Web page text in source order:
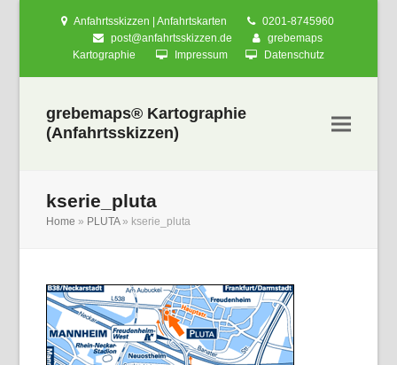
Anfahrtsskizzen | Anfahrtskarten
0201-8745960
post@anfahrtsskizzen.de
grebemaps
Kartographie
Impressum Datenschutz
grebemaps® Kartographie
(Anfahrtsskizzen)
kserie_pluta
Home » PLUTA» kserie_pluta